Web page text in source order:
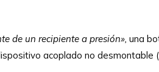
de un recipiente a presión», una
acoplado no desmontable